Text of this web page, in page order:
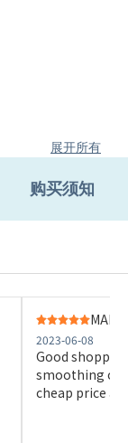
展开所有
购买须知
MAN
2023-06-08
Good
smoothing
cheap price as